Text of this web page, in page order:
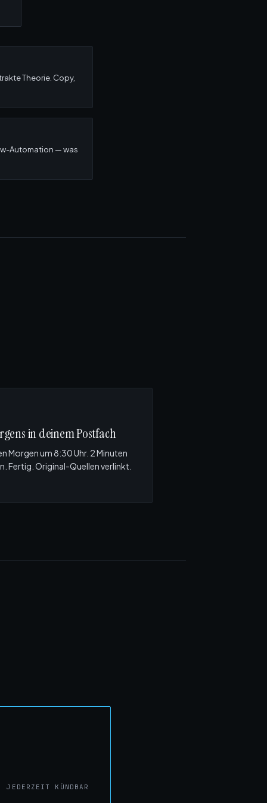
Theorie. Copy,
Automation — was
in deinem Postfach
Morgen um 8:30 Uhr. 2 Minuten
Fertig. Original-Quellen verlinkt.
KÜNDBAR